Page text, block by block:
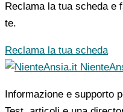
Reclama la tua scheda e
te.
Reclama la tua scheda
Informazione e supporto